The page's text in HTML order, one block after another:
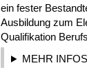
ein fester
Ausbildung zum
Qualifikation
MEHR